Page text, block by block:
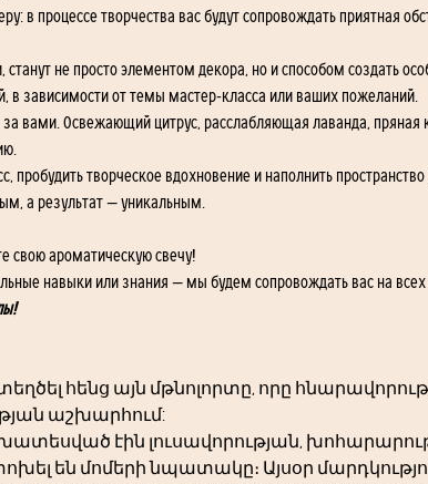
в процессе творчества вас будут сопровождать приятная
не просто элементом декора, но и способом создать
в зависимости от темы мастер-класса или ваших пожеланий.
за вами. Освежающий цитрус, расслабляющая лаванда, пряная
пробудить творческое вдохновение и наполнить
а результат — уникальным.
свою ароматическую свечу!
навыки или знания — мы будем сопровождать вас на всех
հենց այն մթնոլորտը, որը
աշխարհում:
էին լուսավորության,
են մոմերի նպատակը։ Այսօր